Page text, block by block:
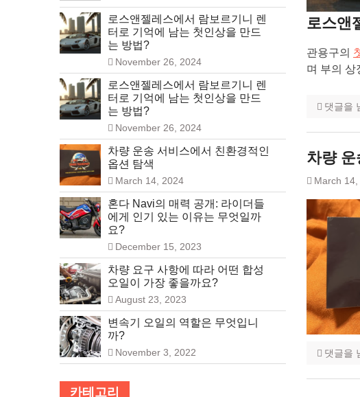
로스앤
관용구의
며 부의 상
댓글을
차량
March
댓글을
로스앤젤레스에서 람보르기니 렌
터로 기억에 남는 첫인상을 만드
는 방법?
November 26, 2024
로스앤젤레스에서 람보르기니 렌
터로 기억에 남는 첫인상을 만드
는 방법?
November 26, 2024
차량 운송 서비스에서 친환경적인
옵션 탐색
March 14, 2024
혼다 Navi의 매력 공개: 라이더들
에게 인기 있는 이유는 무엇일까
요?
December 15, 2023
차량 요구 사항에 따라 어떤 합성
오일이 가장 좋을까요?
August 23, 2023
변속기 오일의 역할은 무엇입니
까?
November 3, 2022
카테고리